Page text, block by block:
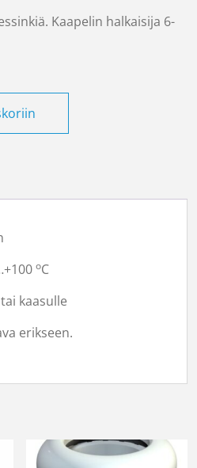
Kaapelin halkaisija 6-
oC
kaasulle
erikseen.